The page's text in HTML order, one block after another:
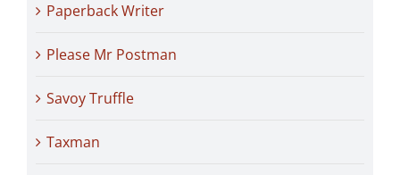
Paperback Writer
Please Mr Postman
Savoy Truffle
Taxman